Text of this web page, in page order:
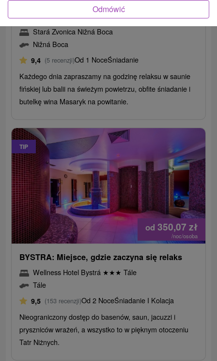
Idealny relaks w sercu Tatr Niżnych z mini
wellness i tradycyjną gastronomią
Stará Zvonica Nižná Boca
Nižná Boca
9,4 (5 recenzji)Od 1 NoceŚniadanie
Każdego dnia zapraszamy na godzinę relaksu w saunie
fińskiej lub balii na świeżym powietrzu, obfite śniadanie i
butelkę wina Masaryk na powitanie.
TIP
od 350,07 zł
/noc/osoba
BYSTRA: Miejsce, gdzie zaczyna się relaks
Wellness Hotel Bystrá ★★★ Tále
Tále
9,5 (153 recenzji)Od 2 NoceŚniadanie I Kolacja
Nieograniczony dostęp do basenów, saun, jacuzzi i
pryszniców wrażeń, a wszystko to w pięknym otoczeniu
Tatr Niżnych.
Odmówić